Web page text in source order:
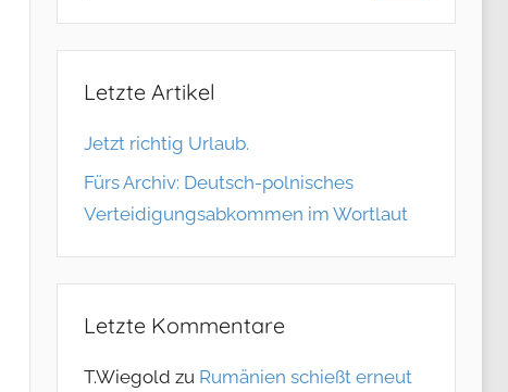
Letzte Artikel
Jetzt richtig Urlaub.
Fürs Archiv: Deutsch-polnisches
Verteidigungsabkommen im Wortlaut
Letzte Kommentare
T.Wiegold zu Rumänien schießt erneut